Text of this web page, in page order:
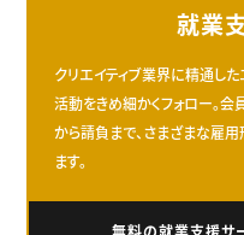
就業
クリエイティブ業界に精通し
活動をきめ細かくフォロー。会
から請負まで、さまざまな雇
ます。
無料の就業支援サ